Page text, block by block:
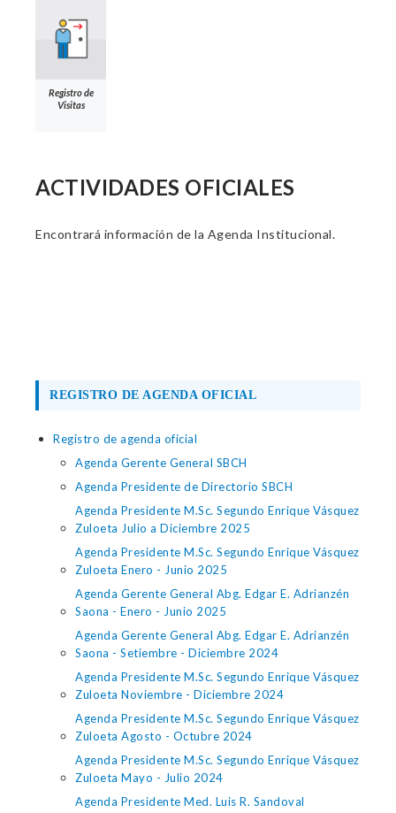
Registro de
Visitas
ACTIVIDADES OFICIALES
Encontrará información de la Agenda Institucional.
REGISTRO DE AGENDA OFICIAL
Registro de agenda oficial
Agenda Gerente General SBCH
Agenda Presidente de Directorio SBCH
Agenda Presidente M.Sc. Segundo Enrique Vásquez
Zuloeta Julio a Diciembre 2025
Agenda Presidente M.Sc. Segundo Enrique Vásquez
Zuloeta Enero - Junio 2025
Agenda Gerente General Abg. Edgar E. Adrianzén
Saona - Enero - Junio 2025
Agenda Gerente General Abg. Edgar E. Adrianzén
Saona - Setiembre - Diciembre 2024
Agenda Presidente M.Sc. Segundo Enrique Vásquez
Zuloeta Noviembre - Diciembre 2024
Agenda Presidente M.Sc. Segundo Enrique Vásquez
Zuloeta Agosto - Octubre 2024
Agenda Presidente M.Sc. Segundo Enrique Vásquez
Zuloeta Mayo - Julio 2024
Agenda Presidente Med. Luis R. Sandoval